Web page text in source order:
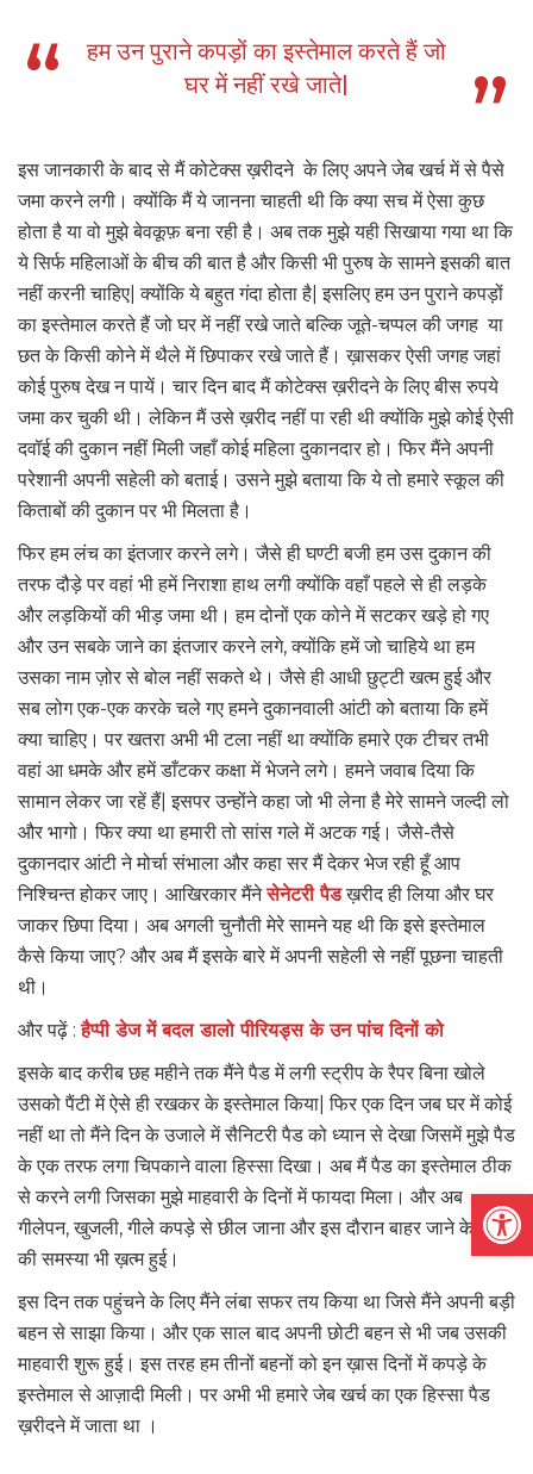
हम उन पुराने कपड़ों का इस्तेमाल करते हैं जो
घर में नहीं रखे जाते|
इस जानकारी के बाद से मैं कोटेक्स ख़रीदने के लिए अपने जेब खर्च में से पैसे
जमा करने लगी। क्योंकि मैं ये जानना चाहती थी कि क्या सच में ऐसा कुछ
होता है या वो मुझे बेवकूफ़ बना रही है। अब तक मुझे यही सिखाया गया था कि
ये सिर्फ महिलाओं के बीच की बात है और किसी भी पुरुष के सामने इसकी बात
नहीं करनी चाहिए| क्योंकि ये बहुत गंदा होता है| इसलिए हम उन पुराने कपड़ों
का इस्तेमाल करते हैं जो घर में नहीं रखे जाते बल्कि जूते-चप्पल की जगह या
छत के किसी कोने में थैले में छिपाकर रखे जाते हैं। ख़ासकर ऐसी जगह जहां
कोई पुरुष देख न पायें। चार दिन बाद मैं कोटेक्स ख़रीदने के लिए बीस रुपये
जमा कर चुकी थी। लेकिन मैं उसे ख़रीद नहीं पा रही थी क्योंकि मुझे कोई ऐसी
दवॉई की दुकान नहीं मिली जहाँ कोई महिला दुकानदार हो। फिर मैंने अपनी
परेशानी अपनी सहेली को बताई। उसने मुझे बताया कि ये तो हमारे स्कूल की
किताबों की दुकान पर भी मिलता है।
फिर हम लंच का इंतजार करने लगे। जैसे ही घण्टी बजी हम उस दुकान की
तरफ दौड़े पर वहां भी हमें निराशा हाथ लगी क्योंकि वहाँ पहले से ही लड़के
और लड़कियों की भीड़ जमा थी। हम दोनों एक कोने में सटकर खड़े हो गए
और उन सबके जाने का इंतजार करने लगे, क्योंकि हमें जो चाहिये था हम
उसका नाम ज़ोर से बोल नहीं सकते थे। जैसे ही आधी छुट्टी खत्म हुई और
सब लोग एक-एक करके चले गए हमने दुकानवाली आंटी को बताया कि हमें
क्या चाहिए। पर खतरा अभी भी टला नहीं था क्योंकि हमारे एक टीचर तभी
वहां आ धमके और हमें डाँटकर कक्षा में भेजने लगे। हमने जवाब दिया कि
सामान लेकर जा रहें हैं| इसपर उन्होंने कहा जो भी लेना है मेरे सामने जल्दी लो
और भागो। फिर क्या था हमारी तो सांस गले में अटक गई। जैसे-तैसे
दुकानदार आंटी ने मोर्चा संभाला और कहा सर मैं देकर भेज रही हूँ आप
निश्चिन्त होकर जाए। आखिरकार मैंनेसेनेटरी पैड ख़रीद ही लिया और घर
जाकर छिपा दिया। अब अगली चुनौती मेरे सामने यह थी कि इसे इस्तेमाल
कैसे किया जाए? और अब मैं इसके बारे में अपनी सहेली से नहीं पूछना चाहती
थी।
और पढ़ें :हैप्पी डेज में बदल डालो पीरियड्स के उन पांच दिनों को
इसके बाद करीब छह महीने तक मैंने पैड में लगी स्ट्रीप के रैपर बिना खोले
उसको पैंटी में ऐसे ही रखकर के इस्तेमाल किया| फिर एक दिन जब घर में कोई
नहीं था तो मैंने दिन के उजाले में सैनिटरी पैड को ध्यान से देखा जिसमें मुझे पैड
के एक तरफ लगा चिपकाने वाला हिस्सा दिखा। अब मैं पैड का इस्तेमाल ठीक
से करने लगी जिसका मुझे माहवारी के दिनों में फायदा मिला। और अब
गीलेपन, खुजली, गीले कपड़े से छील जाना और इस दौरान बाहर जाने के डर
की समस्या भी ख़त्म हुई।
इस दिन तक पहुंचने के लिए मैंने लंबा सफर तय किया था जिसे मैंने अपनी बड़ी
बहन से साझा किया। और एक साल बाद अपनी छोटी बहन से भी जब उसकी
माहवारी शुरू हुई। इस तरह हम तीनों बहनों को इन ख़ास दिनों में कपड़े के
इस्तेमाल से आज़ादी मिली। पर अभी भी हमारे जेब खर्च का एक हिस्सा पैड
ख़रीदने में जाता था ।